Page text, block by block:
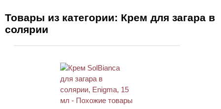
Товары из категории: Крем для загара в
солярии